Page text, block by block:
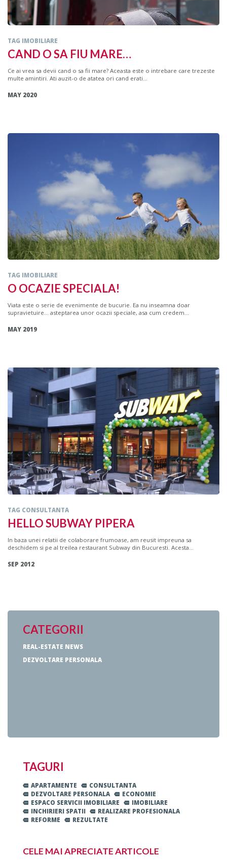
TAG IMOBILIARE
CAND O SA FIU MARE…
Ce ai vrea sa devii cand o sa fii mare? Aceasta este o intrebare care trezeste
multe amintiri. Ati auzit-o de atatea ori cand erati...
MAY 2020
TAG IMOBILIARE
O OCAZIE SPECIALA!
Viata este o serie de evenimente de bucurie. Ea nu inseamna doar
supravietuire... asteptarea unor ocazii speciale, asa cum credem...
MAY 2019
TAG CONSULTANTA
HELLO SUBWAY PIPERA
In baza unei relatii de colaborare frumoase, am reusit impreuna sa
deschidem si pe al treilea restaurant Subway din Bucuresti. Acesta...
SEP 2012
CATEGORII
REAL-ESTATE NEWS
DEZVOLTARE PERSONALA
TAGURI
APARTAMENTE
CONSULTANTA
DEZVOLTARE PERSONALA
ECONOMIE
ESPACO SERVICII IMOBILIARE
IMOBILIARE
INCHIRIERI SPATII
REALIZARE PROFESIONALA
REFORME
REZULTATE
CELE MAI APRECIATE ARTICOLE